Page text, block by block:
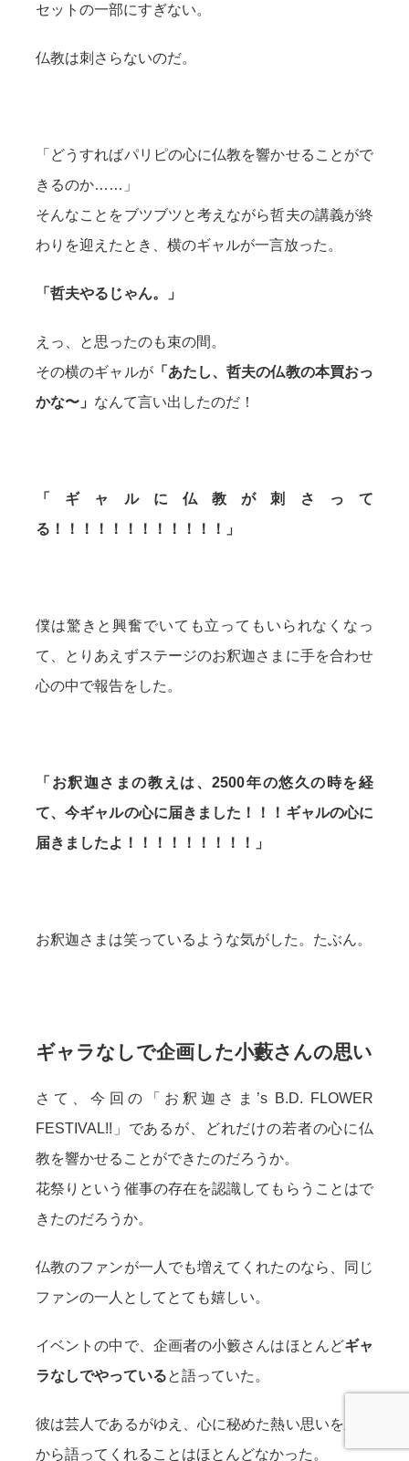
セットの一部にすぎない。
仏教は刺さらないのだ。
「どうすればパリピの心に仏教を響かせることがで
きるのか……」
そんなことをブツブツと考えながら哲夫の講義が終
わりを迎えたとき、横のギャルが一言放った。
「哲夫やるじゃん。」
えっ、と思ったのも束の間。
その横のギャルが「あたし、哲夫の仏教の本買おっ
かな〜」 なんて言い出したのだ！
「ギャルに仏教が刺さって
る！！！！！！！！！！！！」
僕は驚きと興奮でいても立ってもいられなくなっ
て、とりあえずステージのお釈迦さまに手を合わせ
心の中で報告をした。
「お釈迦さまの教えは、2500年の悠久の時を経
て、今ギャルの心に届きました！！！ギャルの心に
届きましたよ！！！！！！！！！」
お釈迦さまは笑っているような気がした。たぶん。
ギャラなしで企画した小藪さんの思い
さて、今回の「お釈迦さま’s B.D. FLOWER
FESTIVAL!!」であるが、どれだけの若者の心に仏
教を響かせることができたのだろうか。
花祭りという催事の存在を認識してもらうことはで
きたのだろうか。
仏教のファンが一人でも増えてくれたのなら、同じ
ファンの一人としてとても嬉しい。
イベントの中で、企画者の小籔さんはほとんどギャ
ラなしでやっていると語っていた。
彼は芸人であるがゆえ、心に秘めた熱い思いを正面
から語ってくれることはほとんどなかった。